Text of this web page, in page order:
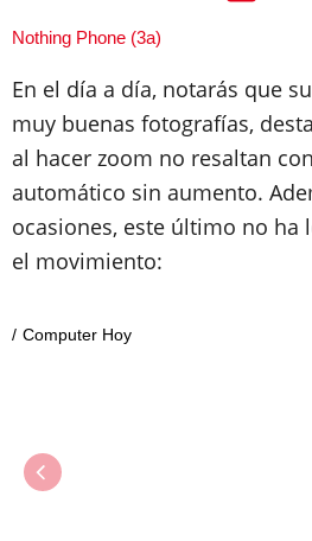
Nothing Phone (3a)
En el día a día, notarás que
muy buenas fotografías,
al hacer zoom no resaltan
automático sin aumento.
ocasiones, este último no ha
el movimiento:
Computer Hoy